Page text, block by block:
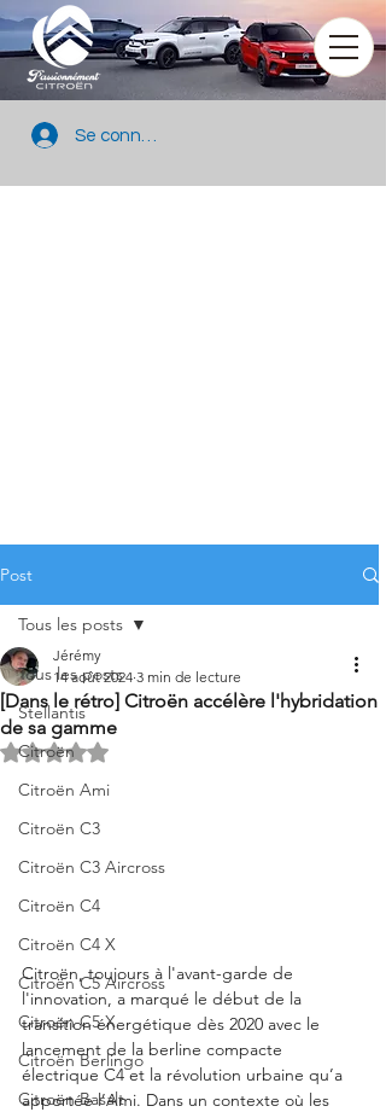
Se connecter
Post
Tous les posts
Stellantis
Citroën
Citroën Ami
Citroën C3
Citroën C3 Aircross
Citroën C4
Citroën C4 X
Citroën C5 Aircross
Citroën C5 X
Citroën Berlingo
Citroën Basalt
Tous les posts
[Dans le rétro] Citroën accélère l'hybridation
de sa gamme
Jérémy
14 août 2024 3 min de lecture
Noté NaN étoiles sur 5.
Citroën, toujours à l'avant-garde de
l'innovation, a marqué le début de la
transition énergétique dès 2020 avec le
lancement de la berline compacte
électrique C4 et la révolution urbaine qu’a
apportée l’Ami. Dans un contexte où les